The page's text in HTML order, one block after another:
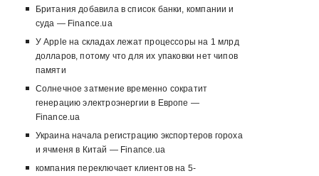
Британия добавила в список банки, компании и
суда — Finance.ua
У Apple на складах лежат процессоры на 1 млрд
долларов, потому что для их упаковки нет чипов
памяти
Солнечное затмение временно сократит
генерацию электроэнергии в Европе —
Finance.ua
Украина начала регистрацию экспортеров гороха
и ячменя в Китай — Finance.ua
компания переключает клиентов на 5-